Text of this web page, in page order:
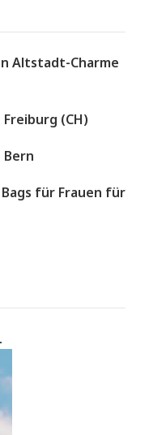
Altstadt-Charme
(CH)
Bern
für Frauen für